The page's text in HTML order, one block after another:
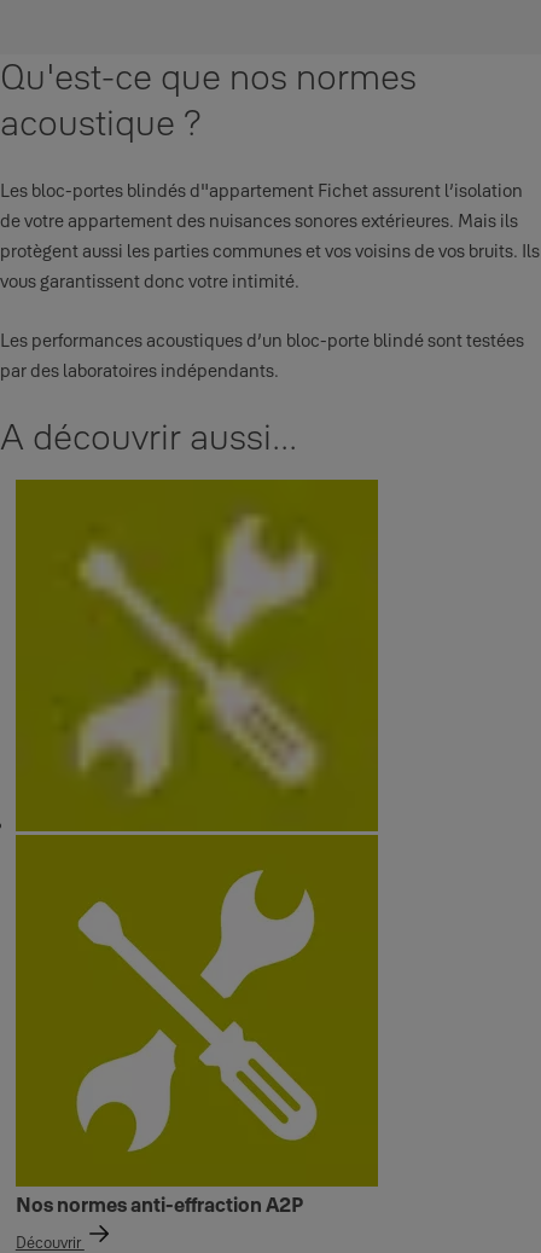
Qu'est-ce que nos normes
acoustique ?
Les bloc-portes blindés d"appartement Fichet assurent l’isolation
de votre appartement des nuisances sonores extérieures. Mais ils
protègent aussi les parties communes et vos voisins de vos bruits. Ils
vous garantissent donc votre intimité.
Les performances acoustiques d’un bloc-porte blindé sont testées
par des laboratoires indé­pendants.
A découvrir aussi...
Nos normes anti-effraction A2P
Découvrir